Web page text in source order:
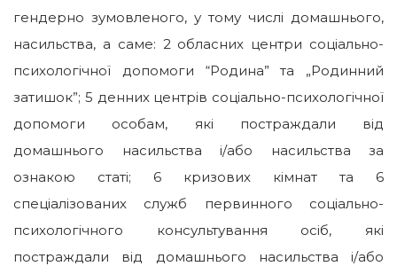
гендерно зумовленого, у тому числі домашнього,
насильства, а саме: 2 обласних центри соціально-
психологічної допомоги “Родина” та „Родинний
затишок”; 5 денних центрів соціально-психологічної
допомоги особам, які постраждали від
домашнього насильства і/або насильства за
ознакою статі; 6 кризових кімнат та 6
спеціалізованих служб первинного соціально-
психологічного консультування осіб, які
постраждали від домашнього насильства і/або